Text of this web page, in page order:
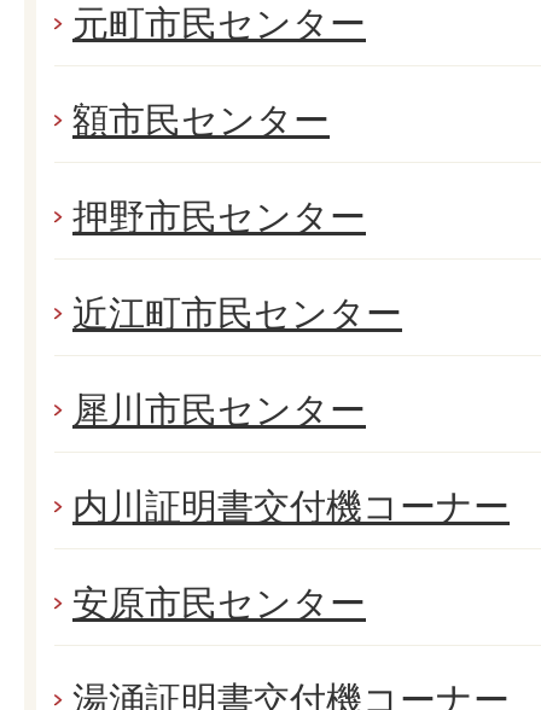
元町市民センター
額市民センター
押野市民センター
近江町市民センター
犀川市民センター
内川証明書交付機コーナー
安原市民センター
湯涌証明書交付機コーナー